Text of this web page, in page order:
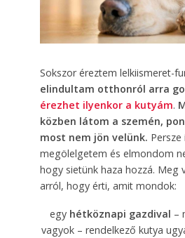
Sokszor éreztem lelkiismeret-
elindultam otthonról arra
érezhet ilyenkor a kutyám.
közben látom a szemén,
most nem jön velünk.
megölelgetem és elmondom
hogy sietünk haza hozzá. Meg
arról, hogy érti, amit mondok:
egy hétköznapi gazdival –
vagyok – rendelkező kutya